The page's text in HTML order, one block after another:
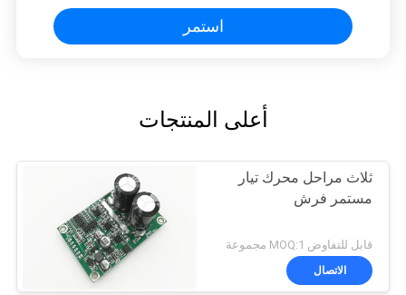
استمر
أعلى المنتجات
ثلاث مراحل محرك تيار
مستمر فرش
قابل للتفاوض MOQ:1 مجموعة
الاتصال